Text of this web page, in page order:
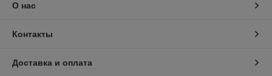
О нас
Контакты
Доставка и оплата